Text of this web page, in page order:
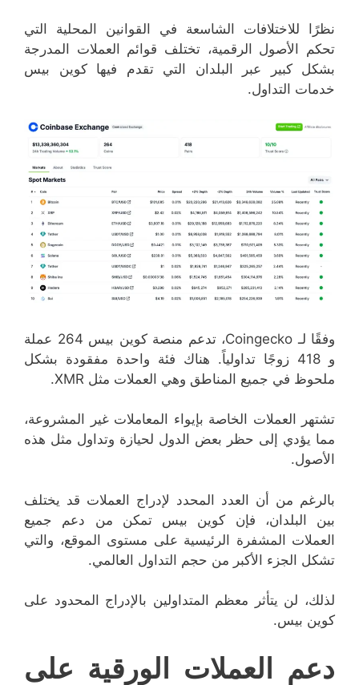
نظرًا للاختلافات الشاسعة في القوانين المحلية التي
تحكم الأصول الرقمية، تختلف قوائم العملات المدرجة
بشكل كبير عبر البلدان التي تقدم فيها كوين بيس
خدمات التداول.
وفقًا لـ Coingecko، تدعم منصة كوين بيس 264 عملة
و 418 زوجًا تداولياً. هناك فئة واحدة مفقودة بشكل
ملحوظ في جميع المناطق وهي العملات مثل XMR.
تشتهر العملات الخاصة بإيواء المعاملات غير المشروعة،
مما يؤدي إلى حظر بعض الدول لحيازة وتداول مثل هذه
الأصول.
بالرغم من أن العدد المحدد لإدراج العملات قد يختلف
بين البلدان، فإن كوين بيس تمكن من دعم جميع
العملات المشفرة الرئيسية على مستوى الموقع، والتي
تشكل الجزء الأكبر من حجم التداول العالمي.
لذلك، لن يتأثر معظم المتداولين بالإدراج المحدود على
كوين بيس.
دعم العملات الورقية على